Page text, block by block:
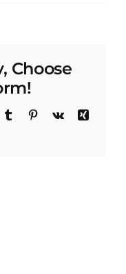
Choose
TumblrPinterest
Vk
Xing